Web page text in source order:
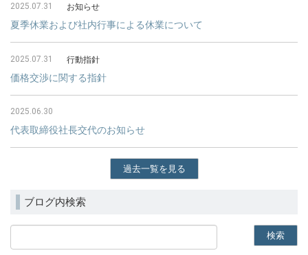
2025.07.31 お知らせ
夏季休業および社内行事による休業について
2025.07.31 行動指針
価格交渉に関する指針
2025.06.30
代表取締役社長交代のお知らせ
過去一覧を見る
ブログ内検索